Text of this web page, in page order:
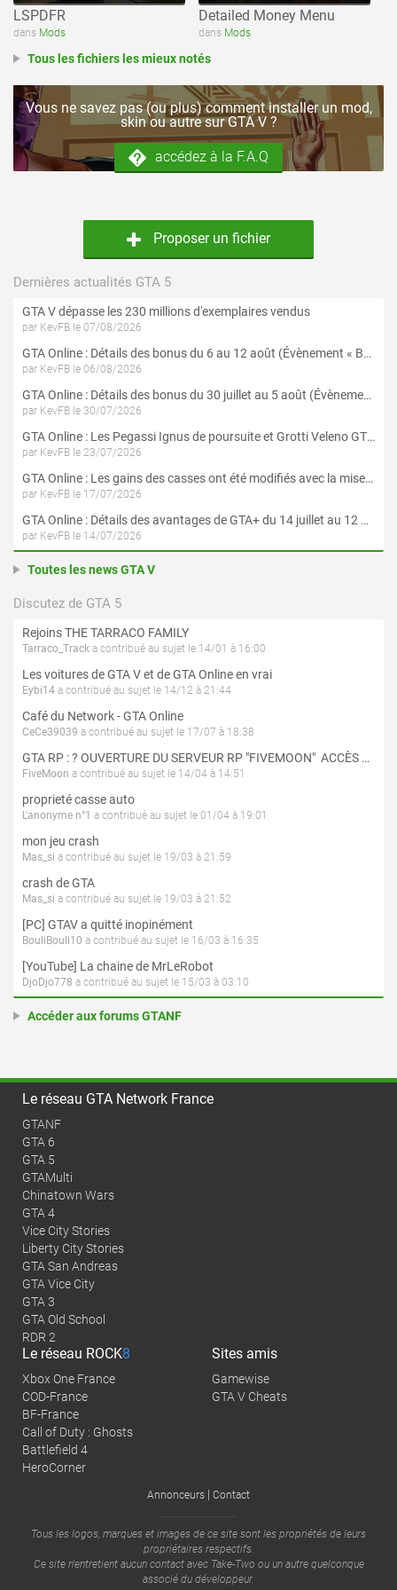
LSPDFR
dans Mods
Detailed Money Menu
dans Mods
Tous les fichiers les mieux notés
Vous ne savez pas (ou plus) comment installer un mod,
skin ou autre sur GTA V ?
accédez à la F.A.Q
Proposer un fichier
Dernières actualités GTA 5
GTA V dépasse les 230 millions d'exemplaires vendus
par KevFB le 07/08/2026
GTA Online : Détails des bonus du 6 au 12 août (Évènement « Braquages de l'été » - Suite et fin)
par KevFB le 06/08/2026
GTA Online : Détails des bonus du 30 juillet au 5 août (Évènement « Braquages d'été »)
par KevFB le 30/07/2026
GTA Online : Les Pegassi Ignus de poursuite et Grotti Veleno GT sont maintenant disponibles
par KevFB le 23/07/2026
GTA Online : Les gains des casses ont été modifiés avec la mise à jour « Le Braquage du Kortz Center »
par KevFB le 17/07/2026
GTA Online : Détails des avantages de GTA+ du 14 juillet au 12 août
par KevFB le 14/07/2026
Toutes les news GTA V
Discutez de GTA 5
Rejoins THE TARRACO FAMILY
Tarraco_Track a contribué au sujet le 14/01 à 16:00
Les voitures de GTA V et de GTA Online en vrai
Eybi14 a contribué au sujet le 14/12 à 21:44
Café du Network - GTA Online
CeCe39039 a contribué au sujet le 17/07 à 18:38
GTA RP : ? OUVERTURE DU SERVEUR RP "FIVEMOON"  ACCÈS LIBRE ?
FiveMoon a contribué au sujet le 14/04 à 14:51
proprieté casse auto
L'anonyme n°1 a contribué au sujet le 01/04 à 19:01
mon jeu crash
Mas_si a contribué au sujet le 19/03 à 21:59
crash de GTA
Mas_si a contribué au sujet le 19/03 à 21:52
[PC] GTAV a quitté inopinément
BouliBouli10 a contribué au sujet le 16/03 à 16:35
[YouTube] La chaine de MrLeRobot
DjoDjo778 a contribué au sujet le 15/03 à 03:10
Accéder aux forums GTANF
Le réseau GTA Network France
GTANF
GTA 6
GTA 5
GTAMulti
Chinatown Wars
GTA 4
Vice City Stories
Liberty City Stories
GTA San Andreas
GTA Vice City
GTA 3
GTA Old School
RDR 2
Le réseau ROCK8
Xbox One France
COD-France
BF-France
Call of Duty : Ghosts
Battlefield 4
HeroCorner
Sites amis
Gamewise
GTA V Cheats
Annonceurs | Contact
Tous les logos, marques et images de ce site sont les propriétés de leurs
propriétaires respectifs.
Ce site n'entretient aucun contact avec Take-Two ou un autre quelconque
associé du développeur.